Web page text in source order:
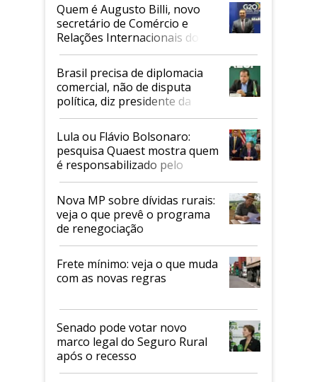
Quem é Augusto Billi, novo
secretário de Comércio e
Relações Internacionais do
Mapa
Brasil precisa de diplomacia
comercial, não de disputa
política, diz presidente da
Faesp
Lula ou Flávio Bolsonaro:
pesquisa Quaest mostra quem
é responsabilizado pelo
tarifaço dos EUA
Nova MP sobre dívidas rurais:
veja o que prevê o programa
de renegociação
Frete mínimo: veja o que muda
com as novas regras
Senado pode votar novo
marco legal do Seguro Rural
após o recesso